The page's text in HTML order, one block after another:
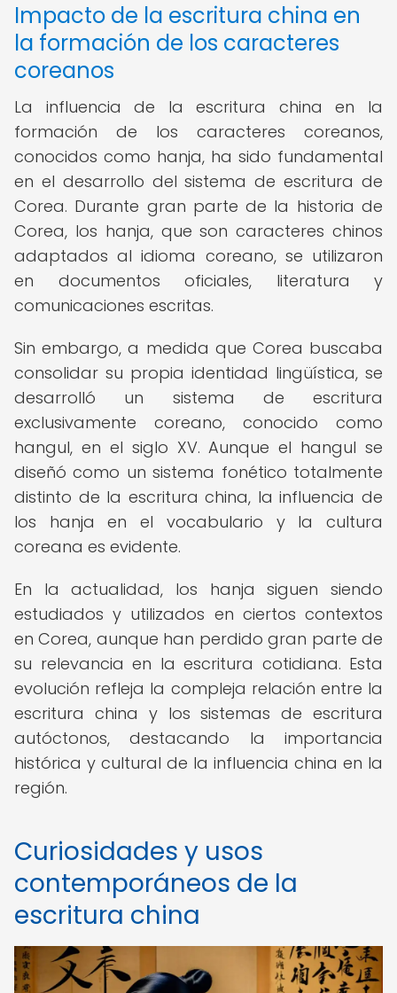
Impacto de la escritura china en
la formación de los caracteres
coreanos
La influencia de la escritura china en la
formación de los caracteres coreanos,
conocidos como hanja, ha sido fundamental
en el desarrollo del sistema de escritura de
Corea. Durante gran parte de la historia de
Corea, los hanja, que son caracteres chinos
adaptados al idioma coreano, se utilizaron
en documentos oficiales, literatura y
comunicaciones escritas.
Sin embargo, a medida que Corea buscaba
consolidar su propia identidad lingüística, se
desarrolló un sistema de escritura
exclusivamente coreano, conocido como
hangul, en el siglo XV. Aunque el hangul se
diseñó como un sistema fonético totalmente
distinto de la escritura china, la influencia de
los hanja en el vocabulario y la cultura
coreana es evidente.
En la actualidad, los hanja siguen siendo
estudiados y utilizados en ciertos contextos
en Corea, aunque han perdido gran parte de
su relevancia en la escritura cotidiana. Esta
evolución refleja la compleja relación entre la
escritura china y los sistemas de escritura
autóctonos, destacando la importancia
histórica y cultural de la influencia china en la
región.
Curiosidades y usos
contemporáneos de la
escritura china